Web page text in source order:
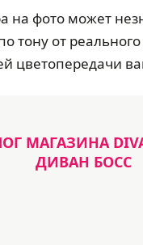
на фото может
тону от реального
цветопередачи
МАГАЗИНА
ДИВАН БОСС